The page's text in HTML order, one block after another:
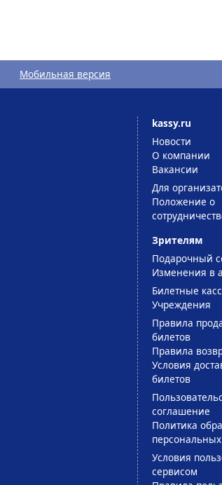
Мобильная версия
kassy.ru
Новости
О компании
Вакансии
Для
Положение о
Зрителям
Подарочный
Изменения в
Билетные
Учреждения
Правила
билетов
Правила
Условия
билетов
соглашение
Политика
Условия
сервисом